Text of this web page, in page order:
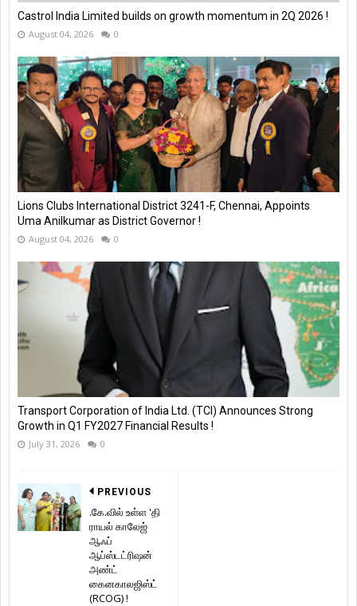
Castrol India Limited builds on growth momentum in 2Q 2026 !
August 04, 2026 0
Lions Clubs International District 3241-F, Chennai, Appoints
Uma Anilkumar as District Governor !
August 04, 2026 0
Transport Corporation of India Ltd. (TCI) Announces Strong
Growth in Q1 FY2027 Financial Results !
July 31, 2026 0
PREVIOUS
.கே.வில் உள்ள 'தி
ராயல் காலேஜ்
ஆஃப்
ஆப்ஸ்டட்ரிஷன்
அண்ட்
கைனகாலஜிஸ்ட்
(RCOG) !